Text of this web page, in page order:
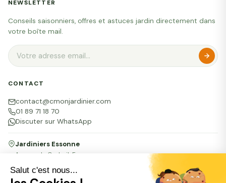
Salut c'est nous...
NEWSLETTER
Conseils saisonniers, offres et astuces jardin directement dans
votre boîte mail.
CONTACT
contact@cmonjardinier.com
01 89 71 18 70
Discuter sur WhatsApp
Jardiniers Essonne
Agence de Corbeil-Essonnes
16 bis rue du Docteur Vignes, 91100 Corbeil-Essonnes